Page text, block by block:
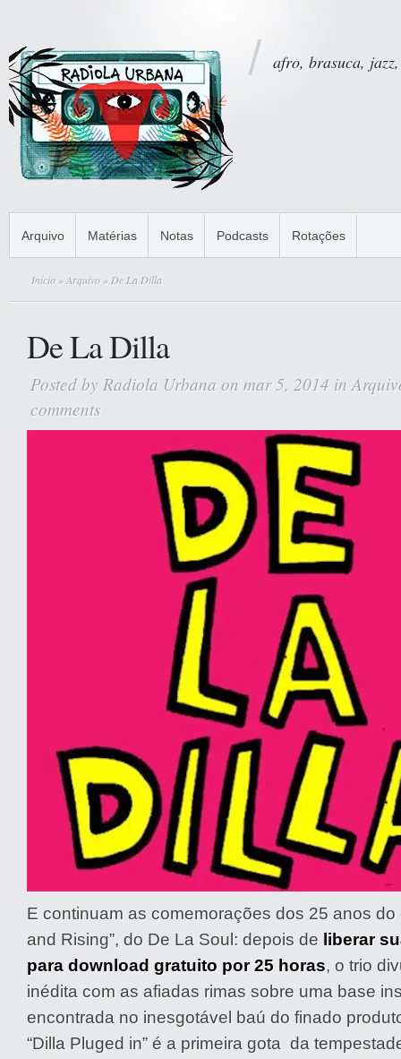
afro, brasuca,
Arquivo Matérias Notas Podcasts Rotações
Início »Arquivo » De La Dilla
De La Dilla
Posted by Radiola Urbana on mar 5, 2014 in
comments
E continuam as comemorações dos 25 anos do
and Rising”, do De La Soul: depois de liberar
para download gratuito por 25 horas, o trio
inédita com as afiadas rimas sobre uma base
encontrada no inesgotável baú do finado
“Dilla Pluged in” é a primeira gota da